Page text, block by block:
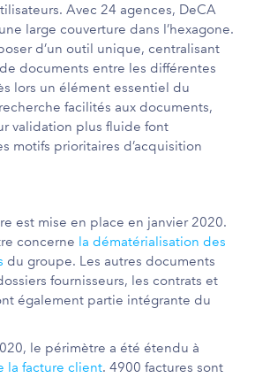
Avec 24 agences, DeCA
large couverture dans l’hexagone.
d’un outil unique, centralisant
de documents entre les différentes
lors un élément essentiel du
recherche facilités aux documents,
validation plus fluide font
motifs prioritaires d’acquisition
est mise en place en janvier 2020.
concerne la dématérialisation des
du groupe. Les autres documents
fournisseurs, les contrats et
également partie intégrante du
le périmètre a été étendu à
la facture client. 4900 factures sont